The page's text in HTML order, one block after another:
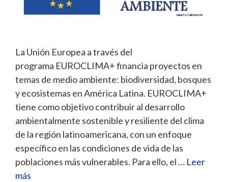
La Unión Europea a través del
programa EUROCLIMA+ financia proyectos en
temas de medio ambiente: biodiversidad, bosques
y ecosistemas en América Latina. EUROCLIMA+
tiene como objetivo contribuir al desarrollo
ambientalmente sostenible y resiliente del clima
de la región latinoamericana, con un enfoque
específico en las condiciones de vida de las
poblaciones más vulnerables. Para ello, el … Leer
más